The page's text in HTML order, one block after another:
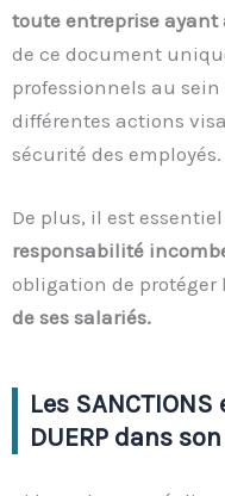
toute entreprise
de ce document
professionnels au
différentes actions
sécurité des employés.
De plus, il est
responsabilité
obligation de protéger
de ses salariés.
Les
DUERP dans